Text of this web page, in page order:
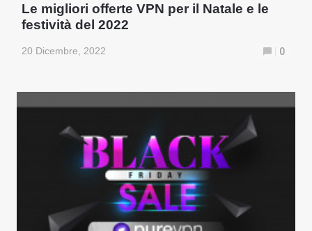
Le migliori offerte VPN per il Natale e le
festività del 2022
20 Dicembre, 2022 0